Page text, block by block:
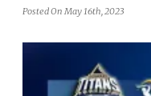
Posted On May 16th, 2023